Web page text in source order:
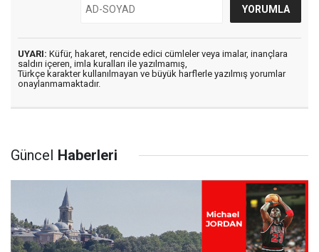
UYARI: Küfür, hakaret, rencide edici cümleler veya imalar, inançlara
saldırı içeren, imla kuralları ile yazılmamış,
Türkçe karakter kullanılmayan ve büyük harflerle yazılmış yorumlar
onaylanmamaktadır.
Güncel Haberleri